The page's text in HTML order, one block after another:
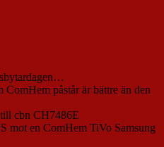
ComHem påstår är bättre än den
cbn CH7486E
en ComHem TiVo Samsung